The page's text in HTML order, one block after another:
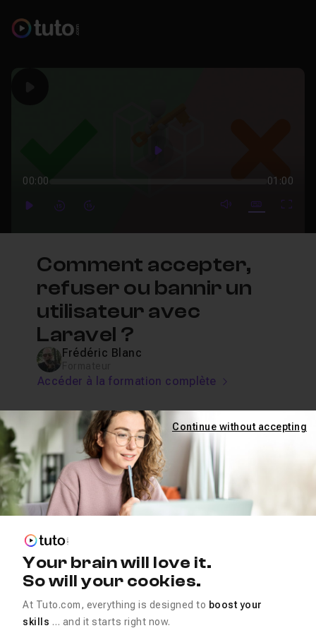
Play
00:00 01:00
PlayForwardForward mute video
Subtitles
Comment accepter,
refuser ou bannir un
utilisateur avec
Laravel ?
Frédéric Blanc
Accéder à la formation complète